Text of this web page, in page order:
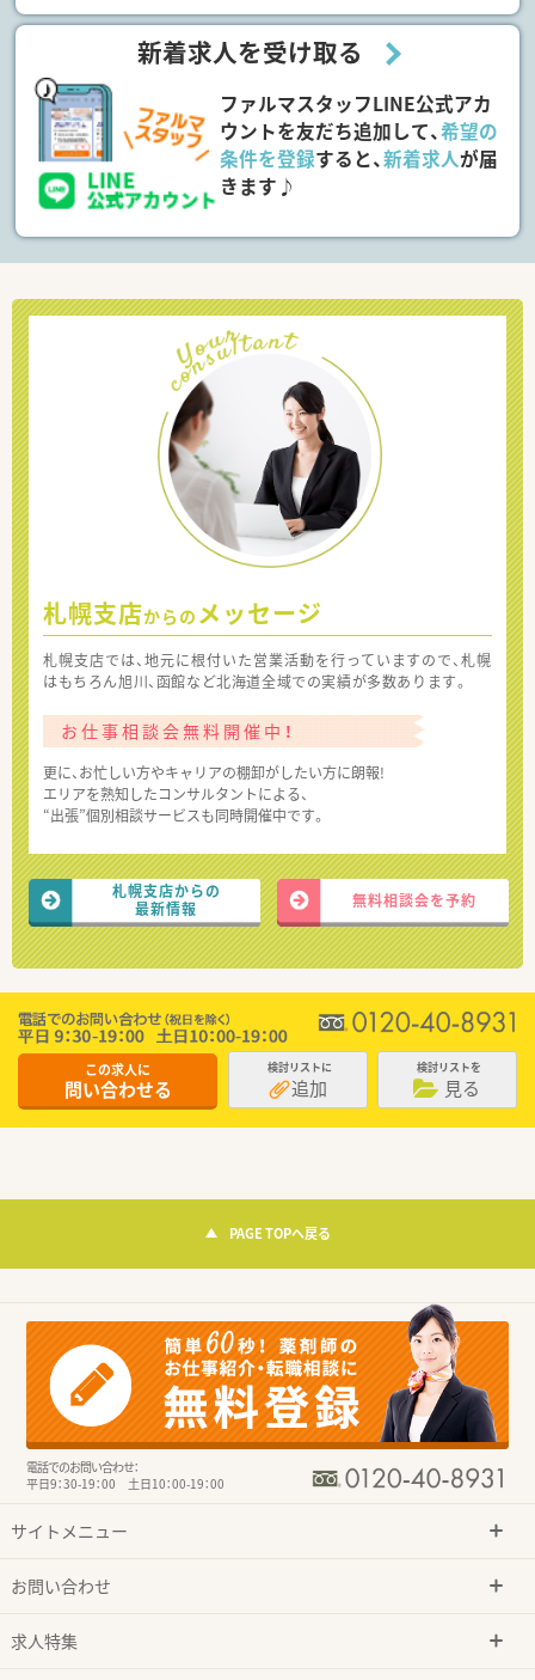
新着求人を受け取る
ファルマスタッフLINE公式アカ
ウントを友だち追加して、希望の
条件を登録すると、新着求人が届
きます♪
札幌支店からの メッセージ
札幌支店では、地元に根付いた営業活動を行っていますので、札幌
はもちろん旭川、函館など北海道全域での実績が多数あります。
お仕事相談会無料開催中！
更に、お忙しい方やキャリアの棚卸がしたい方に朗報!
エリアを熟知したコンサルタントによる、
“出張”個別相談サービスも同時開催中です。
札幌支店からの
最新情報
無料相談会を予約
この求人に
問い合わせる
検討リストに
追加
検討リストを
見る
PAGE TOPへ戻る
電話でのお問い合わせ：
平日9：30-19：00 土日10：00-19：00
サイトメニュー
お問い合わせ
求人特集